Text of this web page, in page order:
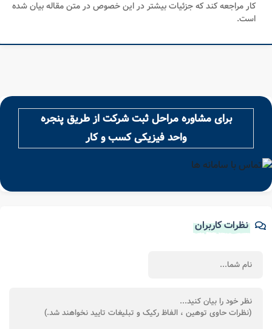
کار مراجعه کند که جزئیات بیشتر در این خصوص در متن مقاله بیان شده
است.
برای مشاوره مراحل ثبت شرکت از طریق پنجره
واحد فیزیکی کسب و کار
نظرات کاربران